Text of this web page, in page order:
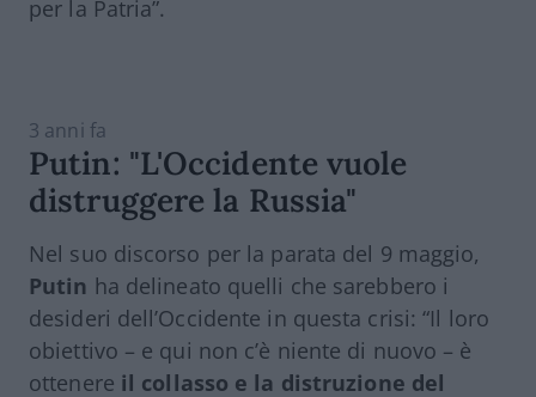
per la Patria”.
3 anni fa
Putin: "L'Occidente vuole
distruggere la Russia"
Nel suo discorso per la parata del 9 maggio,
Putin ha delineato quelli che sarebbero i
desideri dell’Occidente in questa crisi: “Il loro
obiettivo – e qui non c’è niente di nuovo – è
ottenere il collasso e la distruzione del